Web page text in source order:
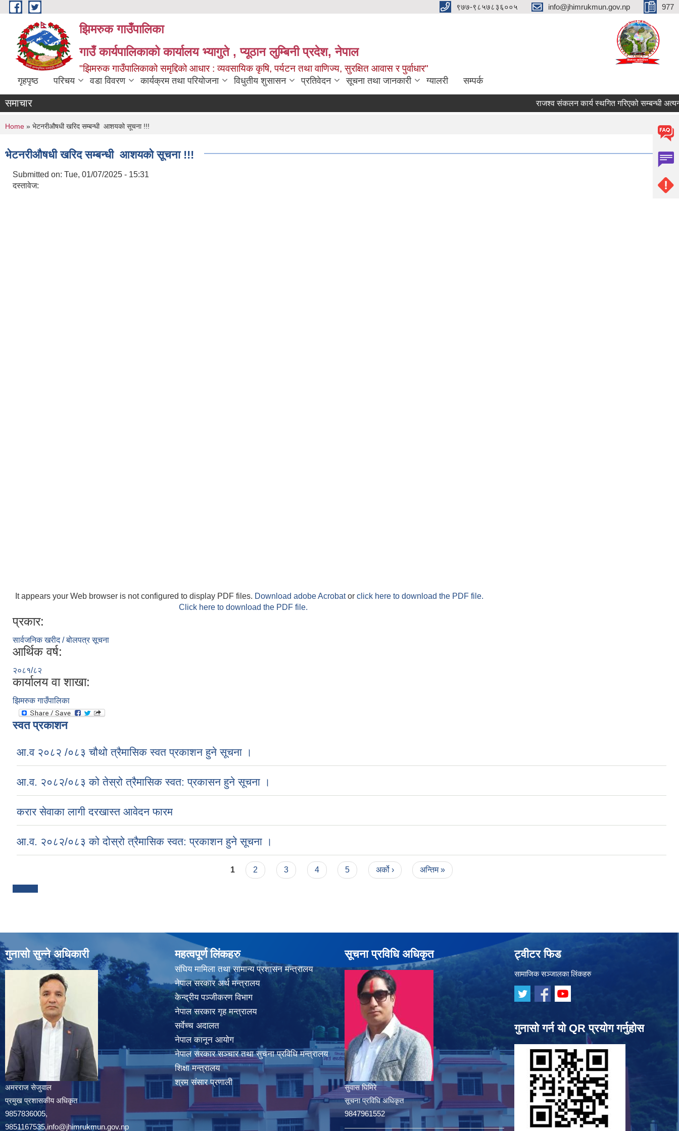
Skip to main content ९७७-९८५७८३६००५ info@jhimrukmun.gov.np 977
झिमरुक गाउँपालिका
गाउँ कार्यपालिकाको कार्यालय भ्यागुते , प्यूठान लुम्बिनी प्रदेश, नेपाल
"झिमरुक गाउँपालिकाको समृद्दिको आधार : व्यवसायिक कृषि, पर्यटन तथा वाणिज्य, सुरक्षित आवास र पुर्वाधार"
गृहपृष्ठ परिचय वडा विवरण कार्यक्रम तथा परियोजना विधुतीय शुसासन प्रतिवेदन सूचना तथा जानकारी ग्यालरी सम्पर्क
समाचार राजश्व संकलन कार्य स्थगित गरिएको सम्बन्धी अत्यन्तै
You are here
Home » भेटनरीऔषधी खरिद सम्बन्धी ‌ आशयको सूचना !!!
भेटनरीऔषधी खरिद सम्बन्धी ‌ आशयको सूचना !!!
Submitted on: Tue, 01/07/2025 - 15:31
दस्तावेज:
It appears your Web browser is not configured to display PDF files. Download adobe Acrobator click here to download the PDF file.
Click here to download the PDF file.
प्रकार:
सार्वजनिक खरीद / बोलपत्र सूचना
आर्थिक वर्ष:
२०८१/८२
कार्यालय वा शाखा:
झिमरुक गाउँपालिका
स्वत प्रकाशन
आ.व २०८२ /०८३ चौथो त्रैमासिक स्वत प्रकाशन हुने सूचना ।
आ.व. २०८२/०८३ को तेस्रो त्रैमासिक स्वत: प्रकासन हुने सूचना ।
करार सेवाका लागी दरखास्त आवेदन फारम
आ.व. २०८२/०८३ को दोस्रो त्रैमासिक स्वत: प्रकाशन हुने सूचना ।
1 2 3 4 5 अर्को › अन्तिम »
गुनासो सुन्ने अधिकारी
अमरराज सेजुवाल
प्रमुख प्रशासकीय अधिकृत
9857836005,
9851167535,info@jhimrukmun.gov.np
महत्वपूर्ण लिंकहरु
संघिय मामिला तथा सामान्य प्रशासन मन्त्रालय
नेपाल सरकार अर्थ मन्त्रालय
केन्द्रीय पञ्जीकरण विभाग
नेपाल सरकार गृह मन्त्रालय
सर्वेच्च अदालत
नेपाल कानून आयोग
नेपाल सरकार सञ्चार तथा सुचना प्रविधि मन्त्रालय
शिक्षा मन्त्रालय
श्रम संसार प्रणाली
सूचना प्रविधि अधिकृत
सुवास घिमिरे
सूचना प्रविधि अधिकृत
9847961552
ट्वीटर फिड
सामाजिक सञ्जालका लिंकहरु
गुनासो गर्न यो QR प्रयोग गर्नुहोस